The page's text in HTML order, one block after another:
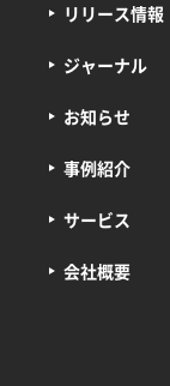
サービス
事例紹介
会社概要
リリース情報
ジャーナル
お知らせ